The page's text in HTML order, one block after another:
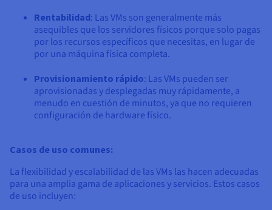
Rentabilidad: Las VMs son generalmente más
asequibles que los servidores físicos porque solo pagas
por los recursos específicos que necesitas, en lugar de
por una máquina física completa.
Provisionamiento rápido: Las VMs pueden ser
aprovisionadas y desplegadas muy rápidamente, a
menudo en cuestión de minutos, ya que no requieren
configuración de hardware físico.
Casos de uso comunes:
La flexibilidad y escalabilidad de las VMs las hacen adecuadas
para una amplia gama de aplicaciones y servicios. Estos casos
de uso incluyen: